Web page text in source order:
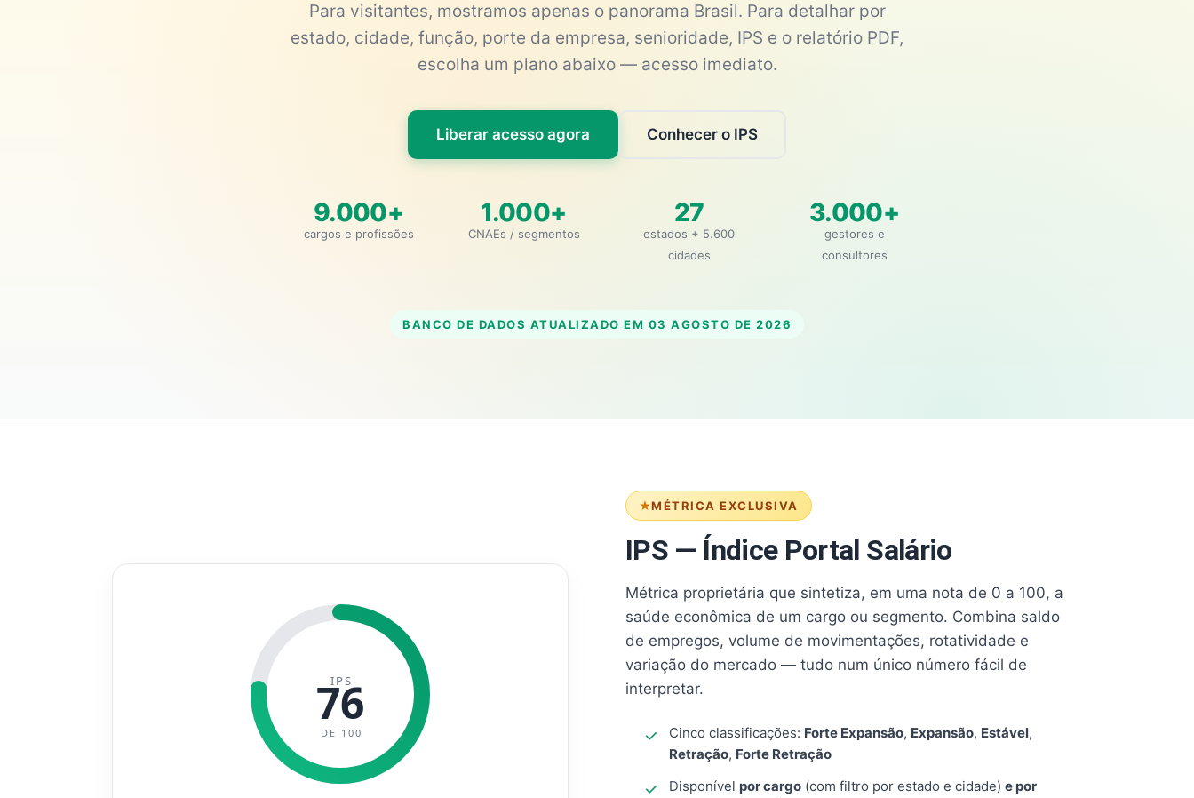
Para visitantes, mostramos apenas o panorama Brasil. Para detalhar por
estado, cidade, função, porte da empresa, senioridade, IPS e o relatório PDF,
escolha um plano abaixo — acesso imediato.
Liberar acesso agora Conhecer o IPS
9.000+
cargos e profissões
1.000+
CNAEs / segmentos
27
estados + 5.600
cidades
3.000+
gestores e
consultores
BANCO DE DADOS ATUALIZADO EM 03 AGOSTO DE 2026
MÉTRICA EXCLUSIVA
IPS — Índice Portal Salário
Métrica proprietária que sintetiza, em uma nota de 0 a 100, a
saúde econômica de um cargo ou segmento. Combina saldo
de empregos, volume de movimentações, rotatividade e
variação do mercado — tudo num único número fácil de
interpretar.
Cinco classificações: Forte Expansão, Expansão, Estável,
Retração, Forte Retração
Disponível por cargo (com filtro por estado e cidade) e por
IPS
76
DE 100